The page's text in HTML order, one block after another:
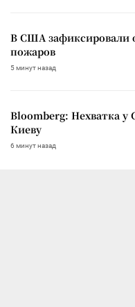
В США зафиксировали
пожаров
5 минут назад
Bloomberg: Нехватка
Киеву
6 минут назад